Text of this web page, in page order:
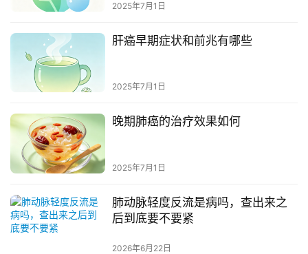
2025年7月1日
肝癌早期症状和前兆有哪些
2025年7月1日
晚期肺癌的治疗效果如何
2025年7月1日
肺动脉轻度反流是病吗，查出来之
后到底要不要紧
2026年6月22日